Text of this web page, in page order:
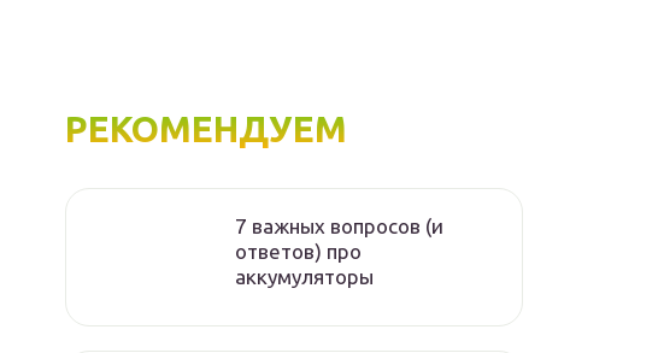
РЕКОМЕНДУЕМ
7 важных вопросов (и
ответов) про
аккумуляторы